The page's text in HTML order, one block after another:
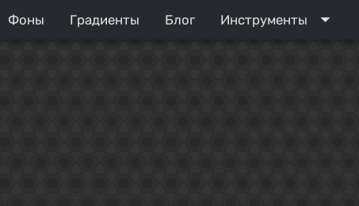
Фоны Градиенты Блог Инструменты arrow_drop_down